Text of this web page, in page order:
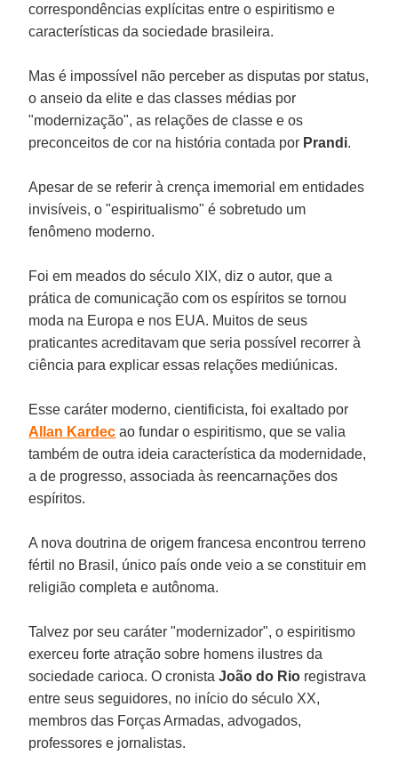
correspondências explícitas entre o espiritismo e
características da sociedade brasileira.
Mas é impossível não perceber as disputas por status,
o anseio da elite e das classes médias por
"modernização", as relações de classe e os
preconceitos de cor na história contada por Prandi.
Apesar de se referir à crença imemorial em entidades
invisíveis, o "espiritualismo" é sobretudo um
fenômeno moderno.
Foi em meados do século XIX, diz o autor, que a
prática de comunicação com os espíritos se tornou
moda na Europa e nos EUA. Muitos de seus
praticantes acreditavam que seria possível recorrer à
ciência para explicar essas relações mediúnicas.
Esse caráter moderno, cientificista, foi exaltado por
Allan Kardec ao fundar o espiritismo, que se valia
também de outra ideia característica da modernidade,
a de progresso, associada às reencarnações dos
espíritos.
A nova doutrina de origem francesa encontrou terreno
fértil no Brasil, único país onde veio a se constituir em
religião completa e autônoma.
Talvez por seu caráter "modernizador", o espiritismo
exerceu forte atração sobre homens ilustres da
sociedade carioca. O cronistaJoão do Rio registrava
entre seus seguidores, no início do século XX,
membros das Forças Armadas, advogados,
professores e jornalistas.